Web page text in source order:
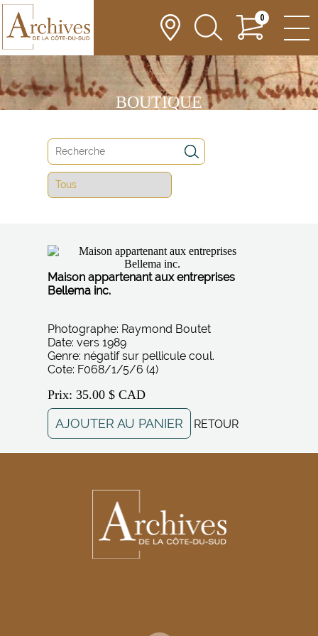
0
BOUTIQUE
Maison appartenant aux entreprises
Bellema inc.
Photographe: Raymond Boutet
Date: vers 1989
Genre: négatif sur pellicule coul.
Cote: F068/1/5/6 (4)
Prix: 35.00 $ CAD
AJOUTER AU PANIER RETOUR